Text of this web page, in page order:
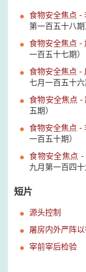
食物安全焦点 -
第一百五十八期
食物安全焦点 -
一百五十七期）
食物安全焦点 -
七月一百五十六
食物安全焦点 -
五期）
食物安全焦点 -
一百五十期）
食物安全焦点 -
九月第一百四十
短片
源头控制
屠房内外严阵
宰前宰后检验